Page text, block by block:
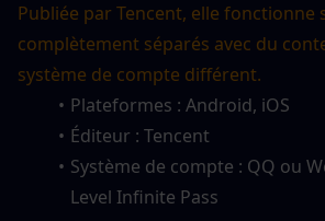
Publiée par Tencent, elle fonctionne
complètement séparés avec du
système de compte différent.
Plateformes : Android, iOS
Éditeur : Tencent
Système de compte : QQ ou
Level Infinite Pass